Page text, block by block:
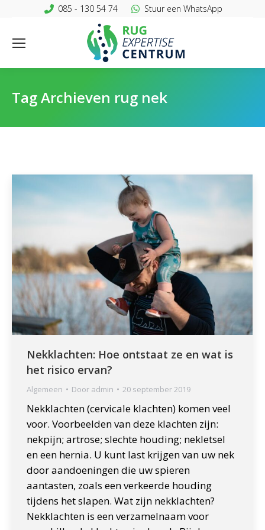
085 - 130 54 74 Stuur een WhatsApp
Tag Archieven rug nek
Nekklachten: Hoe ontstaat ze en wat is
het risico ervan?
Algemeen Door admin 20 september 2019
Nekklachten (cervicale klachten) komen veel
voor. Voorbeelden van deze klachten zijn:
nekpijn; artrose; slechte houding; nekletsel
en een hernia. U kunt last krijgen van uw nek
door aandoeningen die uw spieren
aantasten, zoals een verkeerde houding
tijdens het slapen. Wat zijn nekklachten?
Nekklachten is een verzamelnaam voor